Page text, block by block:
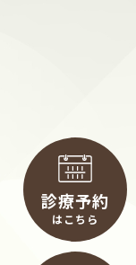
診療予約
はこちら